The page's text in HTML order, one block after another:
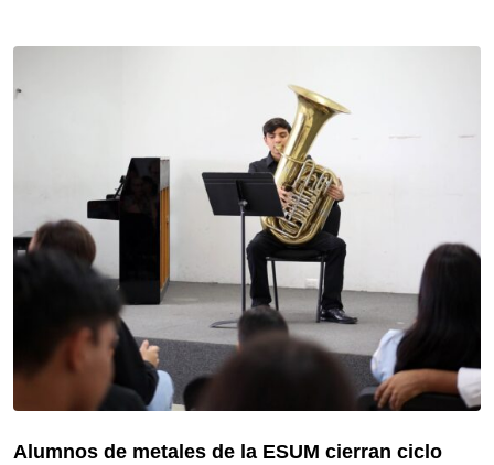
Alumnos de metales de la ESUM cierran ciclo